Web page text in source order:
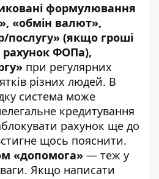
формулювання
«обмін валют»,
послугу» (якщо гроші
рахунок ФОПа),
при регулярних
різних людей. В
система може
кредитування
рахунок ще до
щось пояснити.
«допомога» — теж у
Якщо написати